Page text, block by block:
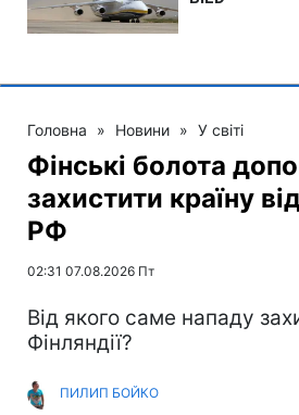
Головна » Новини » У світі
Фінські болота
захистити країну
РФ
02:31 07.08.2026 Пт
Від якого саме нападу
Фінляндії?
ПИЛИП БОЙКО